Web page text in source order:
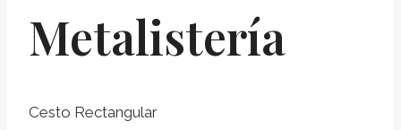
Metalistería
Cesto Rectangular